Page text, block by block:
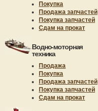
Покупка
Продажа запчастей
Покупка запчастей
Сдам на прокат
Водно-моторная
техника
Продажа
Покупка
Продажа запчастей
Покупка запчастей
Сдам на прокат